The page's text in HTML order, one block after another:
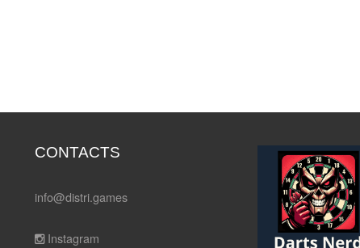
CONTACTS
info@distri.games
Instagram